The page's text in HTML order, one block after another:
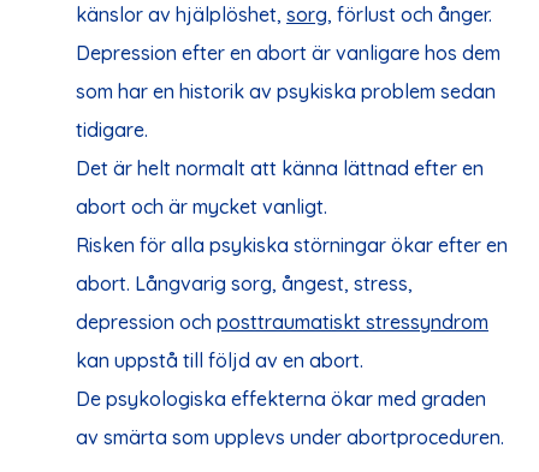
känslor av hjälplöshet, sorg, förlust och ånger.
Depression efter en abort är vanligare hos dem
som har en historik av psykiska problem sedan
tidigare.
Det är helt normalt att känna lättnad efter en
abort och är mycket vanligt.
Risken för alla psykiska störningar ökar efter en
abort. Långvarig sorg, ångest, stress,
depression och posttraumatiskt stressyndrom
kan uppstå till följd av en abort.
De psykologiska effekterna ökar med graden
av smärta som upplevs under abortproceduren.